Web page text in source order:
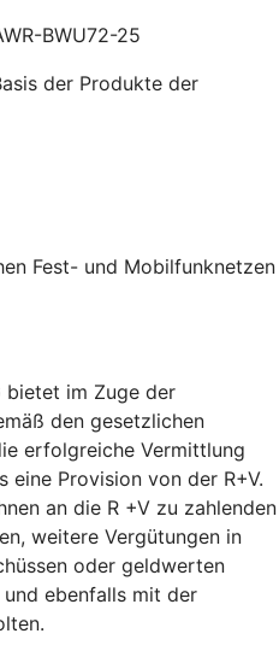
BWU72-25
der Produkte der
Fest- und Mobilfunknetzen
bietet im Zuge der
den gesetzlichen
erfolgreiche Vermittlung
eine Provision von der R+V.
an die R +V zu zahlenden
weitere Vergütungen in
oder geldwerten
ebenfalls mit der